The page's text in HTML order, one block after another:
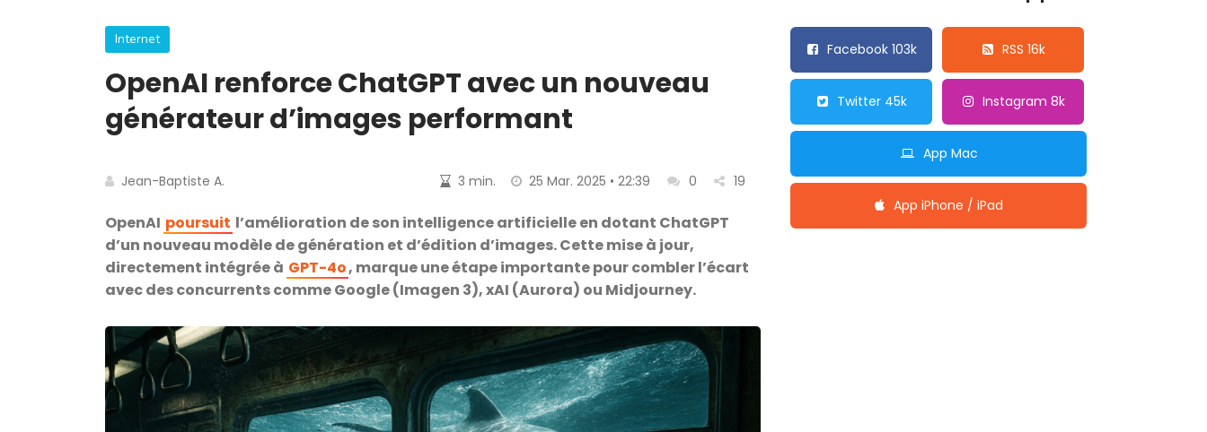
Internet
OpenAI renforce ChatGPT avec un nouveau
générateur d’images performant
Jean-Baptiste A. 3 min. 25 Mar. 2025 • 22:39 0 19
OpenAI poursuit l’amélioration de son intelligence artificielle en dotant ChatGPT
d’un nouveau modèle de génération et d’édition d’images. Cette mise à jour,
directement intégrée à GPT-4o, marque une étape importante pour combler l’écart
avec des concurrents comme Google (Imagen 3), xAI (Aurora) ou Midjourney.
Facebook 103k RSS 16k
Twitter 45k Instagram 8k
App Mac
App iPhone / iPad